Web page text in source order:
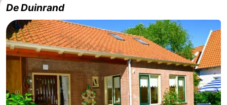
Graaf
van
Egmont
Landgoed
Huize
Glory
-
Zeeparel
Campingplätze
Ferienhäuser
Buiten
-
De Duinrand